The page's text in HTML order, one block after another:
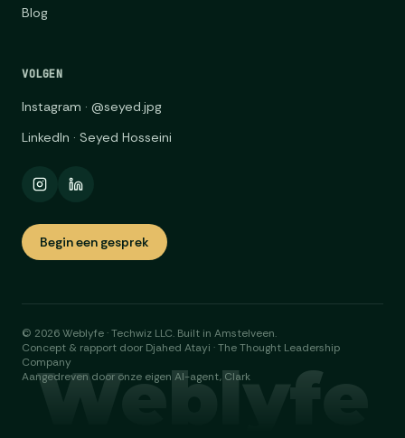
Blog
VOLGEN
Instagram · @seyed.jpg
LinkedIn · Seyed Hosseini
Begin een gesprek
© 2026Weblyfe · Techwiz LLC. Built in Amstelveen.
Concept & rapport door Djahed Atayi · The Thought Leadership
Company
Aangedreven door onze eigen AI-agent, Clark
Weblyfe